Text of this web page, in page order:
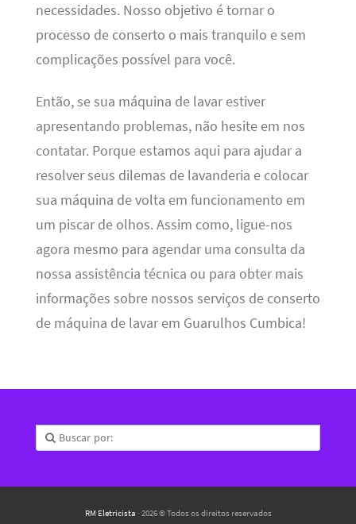
necessidades. Nosso objetivo é tornar o
processo de conserto o mais tranquilo e sem
complicações possível para você.
Então, se sua máquina de lavar estiver
apresentando problemas, não hesite em nos
contatar. Porque estamos aqui para ajudar a
resolver seus dilemas de lavanderia e colocar
sua máquina de volta em funcionamento em
um piscar de olhos. Assim como, ligue-nos
agora mesmo para agendar uma consulta da
nossa assistência técnica ou para obter mais
informações sobre nossos serviços de conserto
de máquina de lavar em Guarulhos Cumbica!
RM Eletricista · 2026 © Todos os direitos reservados